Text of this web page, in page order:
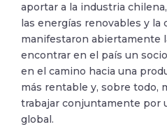
aportar a la industria
las energías renovables y la
manifestaron abiertamente
encontrar en el país un
en el camino hacia una
más rentable y, sobre todo,
trabajar conjuntamente por
global.